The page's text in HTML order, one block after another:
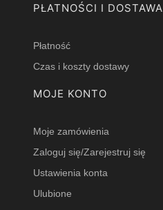
PŁATNOŚCI I DOSTAWA
Płatność
Czas i koszty dostawy
MOJE KONTO
Moje zamówienia
Zaloguj się/Zarejestruj się
Ustawienia konta
Ulubione